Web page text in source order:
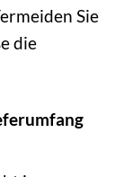
Sie
die